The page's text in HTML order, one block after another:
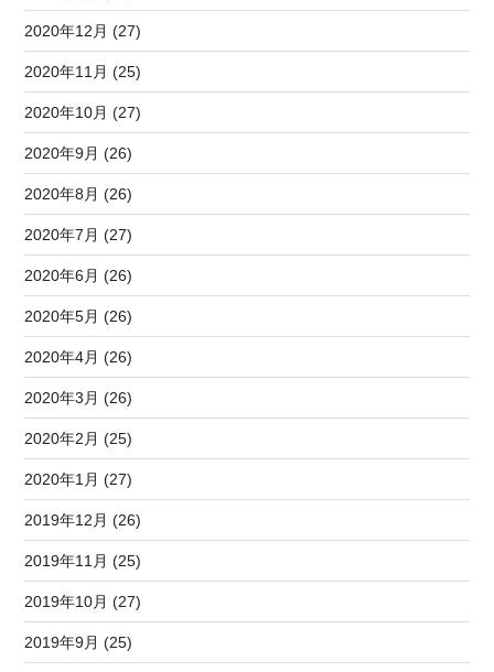
2020年12月 (27)
2020年11月 (25)
2020年10月 (27)
2020年9月 (26)
2020年8月 (26)
2020年7月 (27)
2020年6月 (26)
2020年5月 (26)
2020年4月 (26)
2020年3月 (26)
2020年2月 (25)
2020年1月 (27)
2019年12月 (26)
2019年11月 (25)
2019年10月 (27)
2019年9月 (25)